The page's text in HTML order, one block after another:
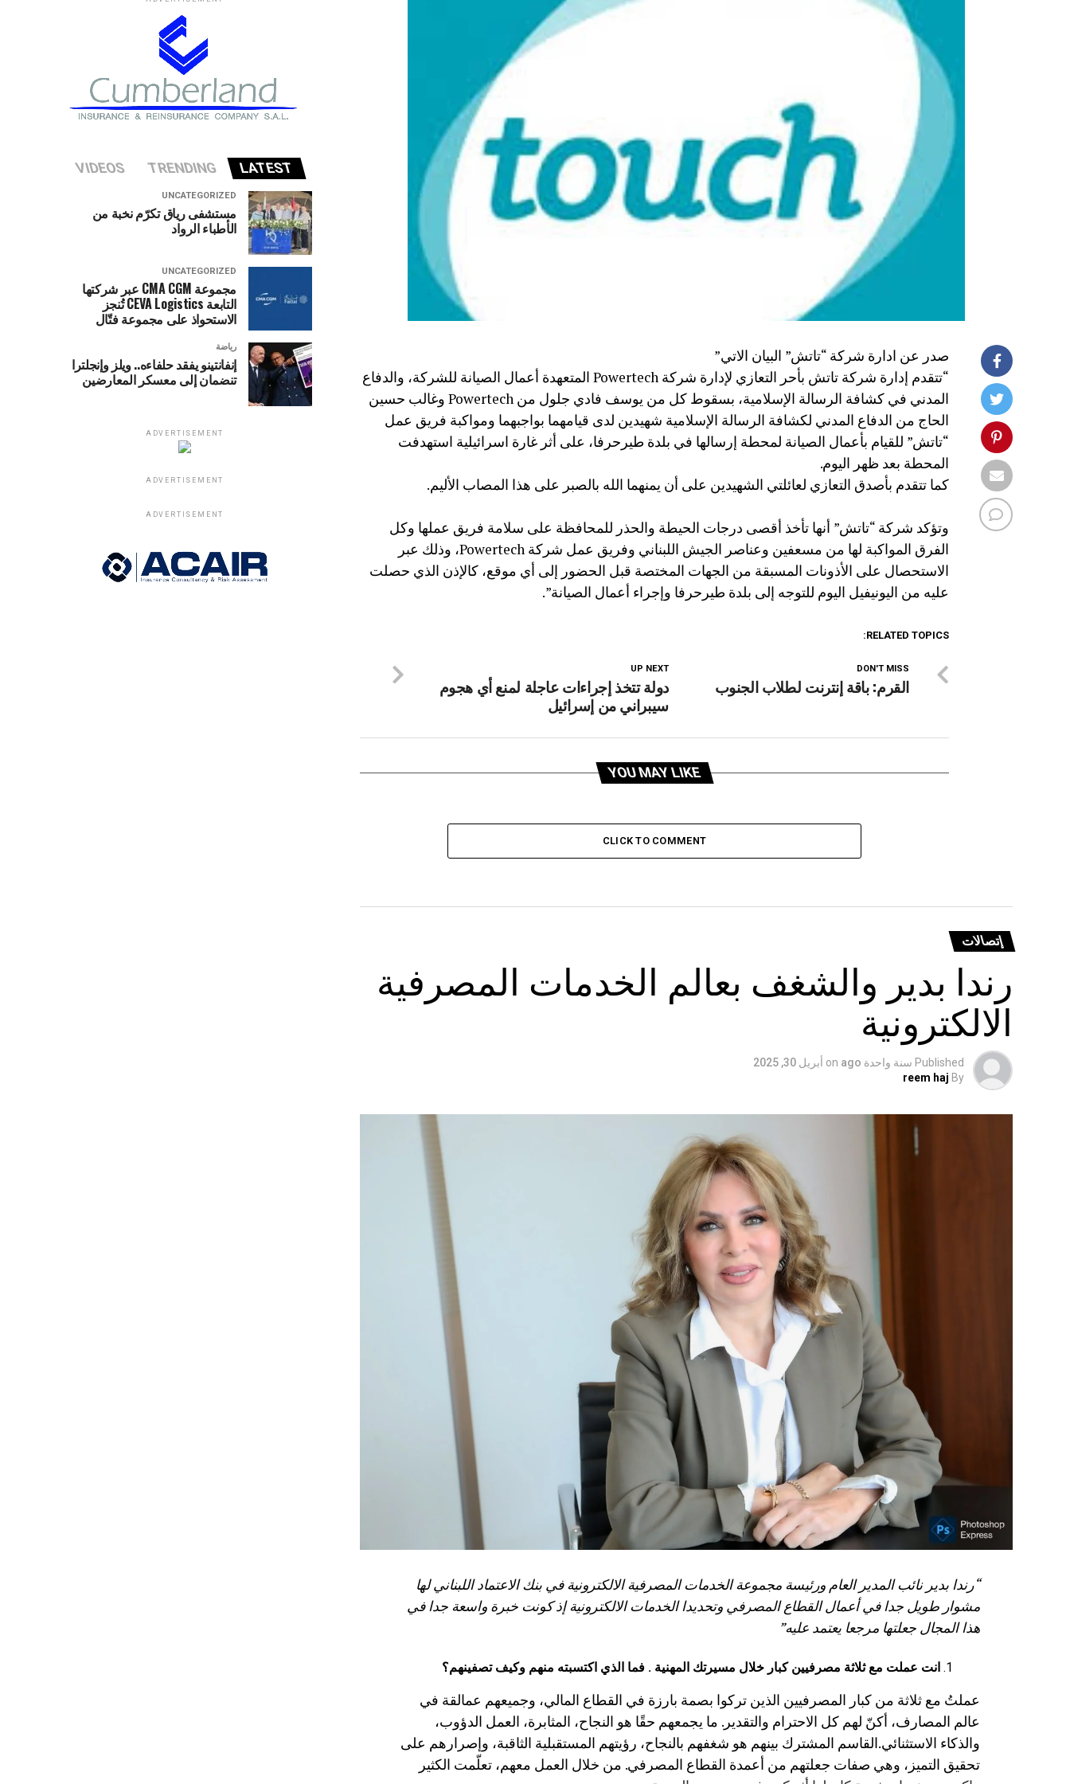
صدر عن ادارة شركة “تاتش” البيان الاتي”
“تتقدم إدارة شركة تاتش بأحر التعازي لإدارة شركة Powertech المتعهدة أعمال الصيانة للشركة، والدفاع
المدني في كشافة الرسالة الإسلامية، بسقوط كل من يوسف فادي جلول من Powertech وغالب حسين
الحاج من الدفاع المدني لكشافة الرسالة الإسلامية شهيدين لدى قيامهما بواجبهما ومواكبة فريق عمل
“تاتش” للقيام بأعمال الصيانة لمحطة إرسالها في بلدة طيرحرفا، على أثر غارة اسرائيلية استهدفت
المحطة بعد ظهر اليوم.
كما تتقدم بأصدق التعازي لعائلتي الشهيدين على أن يمنهما الله بالصبر على هذا المصاب الأليم.
وتؤكد شركة “تاتش” أنها تأخذ أقصى درجات الحيطة والحذر للمحافظة على سلامة فريق عملها وكل
الفرق المواكبة لها من مسعفين وعناصر الجيش اللبناني وفريق عمل شركة Powertech، وذلك عبر
الاستحصال على الأذونات المسبقة من الجهات المختصة قبل الحضور إلى أي موقع، كالإذن الذي حصلت
عليه من اليونيفيل اليوم للتوجه إلى بلدة طيرحرفا وإجراء أعمال الصيانة”.
RELATED TOPICS:
UP NEXT
دولة تتخذ إجراءات عاجلة لمنع أي هجوم
سيبراني من إسرائيل
DON'T MISS
القرم: باقة إنترنت لطلاب الجنوب
YOU MAY LIKE
CLICK TO COMMENT
إتصالات
رندا بدير والشغف بعالم الخدمات المصرفية
الالكترونية
Published سنة واحدة ago on أبريل 30, 2025
By
reem haj
“رندا بدير نائب المدير العام ورئيسة مجموعة الخدمات المصرفية الالكترونية في بنك الاعتماد اللبناني لها
مشوار طويل جدا في أعمال القطاع المصرفي وتحديدا الخدمات الالكترونية إذ كونت خبرة واسعة جدا في
هذا المجال جعلتها مرجعا يعتمد عليه”
انت عملت مع ثلاثة مصرفيين كبار خلال مسيرتك المهنية . فما الذي اكتسبته منهم وكيف تصفينهم؟
عملتُ مع ثلاثة من كبار المصرفيين الذين تركوا بصمة بارزة في القطاع المالي، وجميعهم عمالقة في
عالم المصارف، أكنّ لهم كل الاحترام والتقدير. ما يجمعهم حقًا هو النجاح، المثابرة، العمل الدؤوب،
والذكاء الاستثنائي.القاسم المشترك بينهم هو شغفهم بالنجاح، رؤيتهم المستقبلية الثاقبة، وإصرارهم على
تحقيق التميز، وهي صفات جعلتهم من أعمدة القطاع المصرفي. من خلال العمل معهم، تعلّمت الكثير
LATEST
TRENDING
VIDEOS
UNCATEGORIZED
مستشفى رياق تكرّم نخبة من
الأطباء الرواد
UNCATEGORIZED
مجموعة CMA CGM عبر شركتها
التابعة CEVA Logistics تُنجز
الاستحواذ على مجموعة فتّال
رياضة
إنفانتينو يفقد حلفاءه.. ويلز وإنجلترا
تنضمان إلى معسكر المعارضين
ADVERTISEMENT
ADVERTISEMENT
ADVERTISEMENT